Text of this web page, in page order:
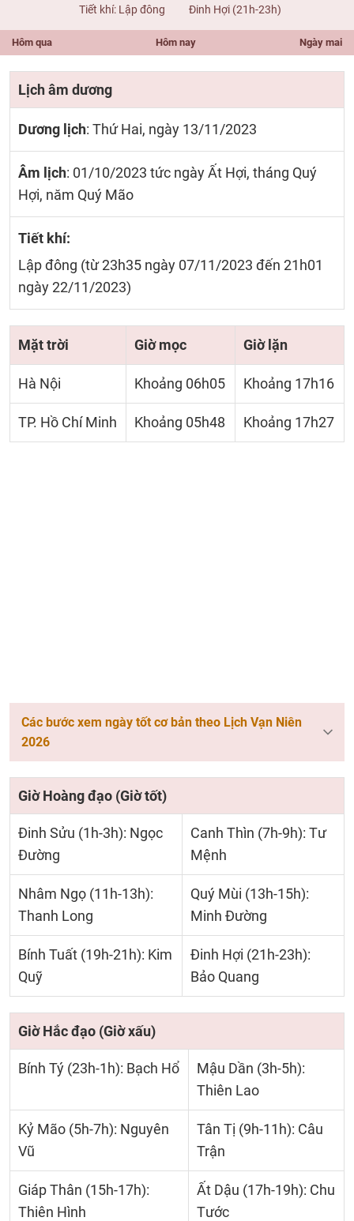
Tiết khí: Lập đông
Đinh Hợi (21h-23h)
Hôm qua Hôm nay Ngày mai
Lịch âm dương
Dương lịch: Thứ Hai, ngày 13/11/2023
Âm lịch: 01/10/2023 tức ngày Ất Hợi, tháng Quý
Hợi, năm Quý Mão
Tiết khí:
Lập đông (từ 23h35 ngày 07/11/2023 đến 21h01
ngày 22/11/2023)
Mặt trời Giờ mọc Giờ lặn
Hà Nội Khoảng 06h05 Khoảng 17h16
TP. Hồ Chí Minh Khoảng 05h48 Khoảng 17h27
Các bước xem ngày tốt cơ bản theo Lịch Vạn Niên
2026
Giờ Hoàng đạo (Giờ tốt)
Đinh Sửu (1h-3h): Ngọc
Đường
Canh Thìn (7h-9h): Tư
Mệnh
Nhâm Ngọ (11h-13h):
Thanh Long
Quý Mùi (13h-15h):
Minh Đường
Bính Tuất (19h-21h): Kim
Quỹ
Đinh Hợi (21h-23h):
Bảo Quang
Giờ Hắc đạo (Giờ xấu)
Bính Tý (23h-1h): Bạch Hổ
Mậu Dần (3h-5h):
Thiên Lao
Kỷ Mão (5h-7h): Nguyên
Vũ
Tân Tị (9h-11h): Câu
Trận
Giáp Thân (15h-17h):
Thiên Hình
Ất Dậu (17h-19h): Chu
Tước